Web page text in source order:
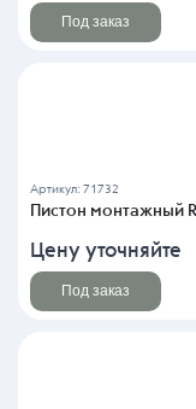
Под заказ
Артикул: 71732
Пистон монтажный
Цену уточняйте
Под заказ